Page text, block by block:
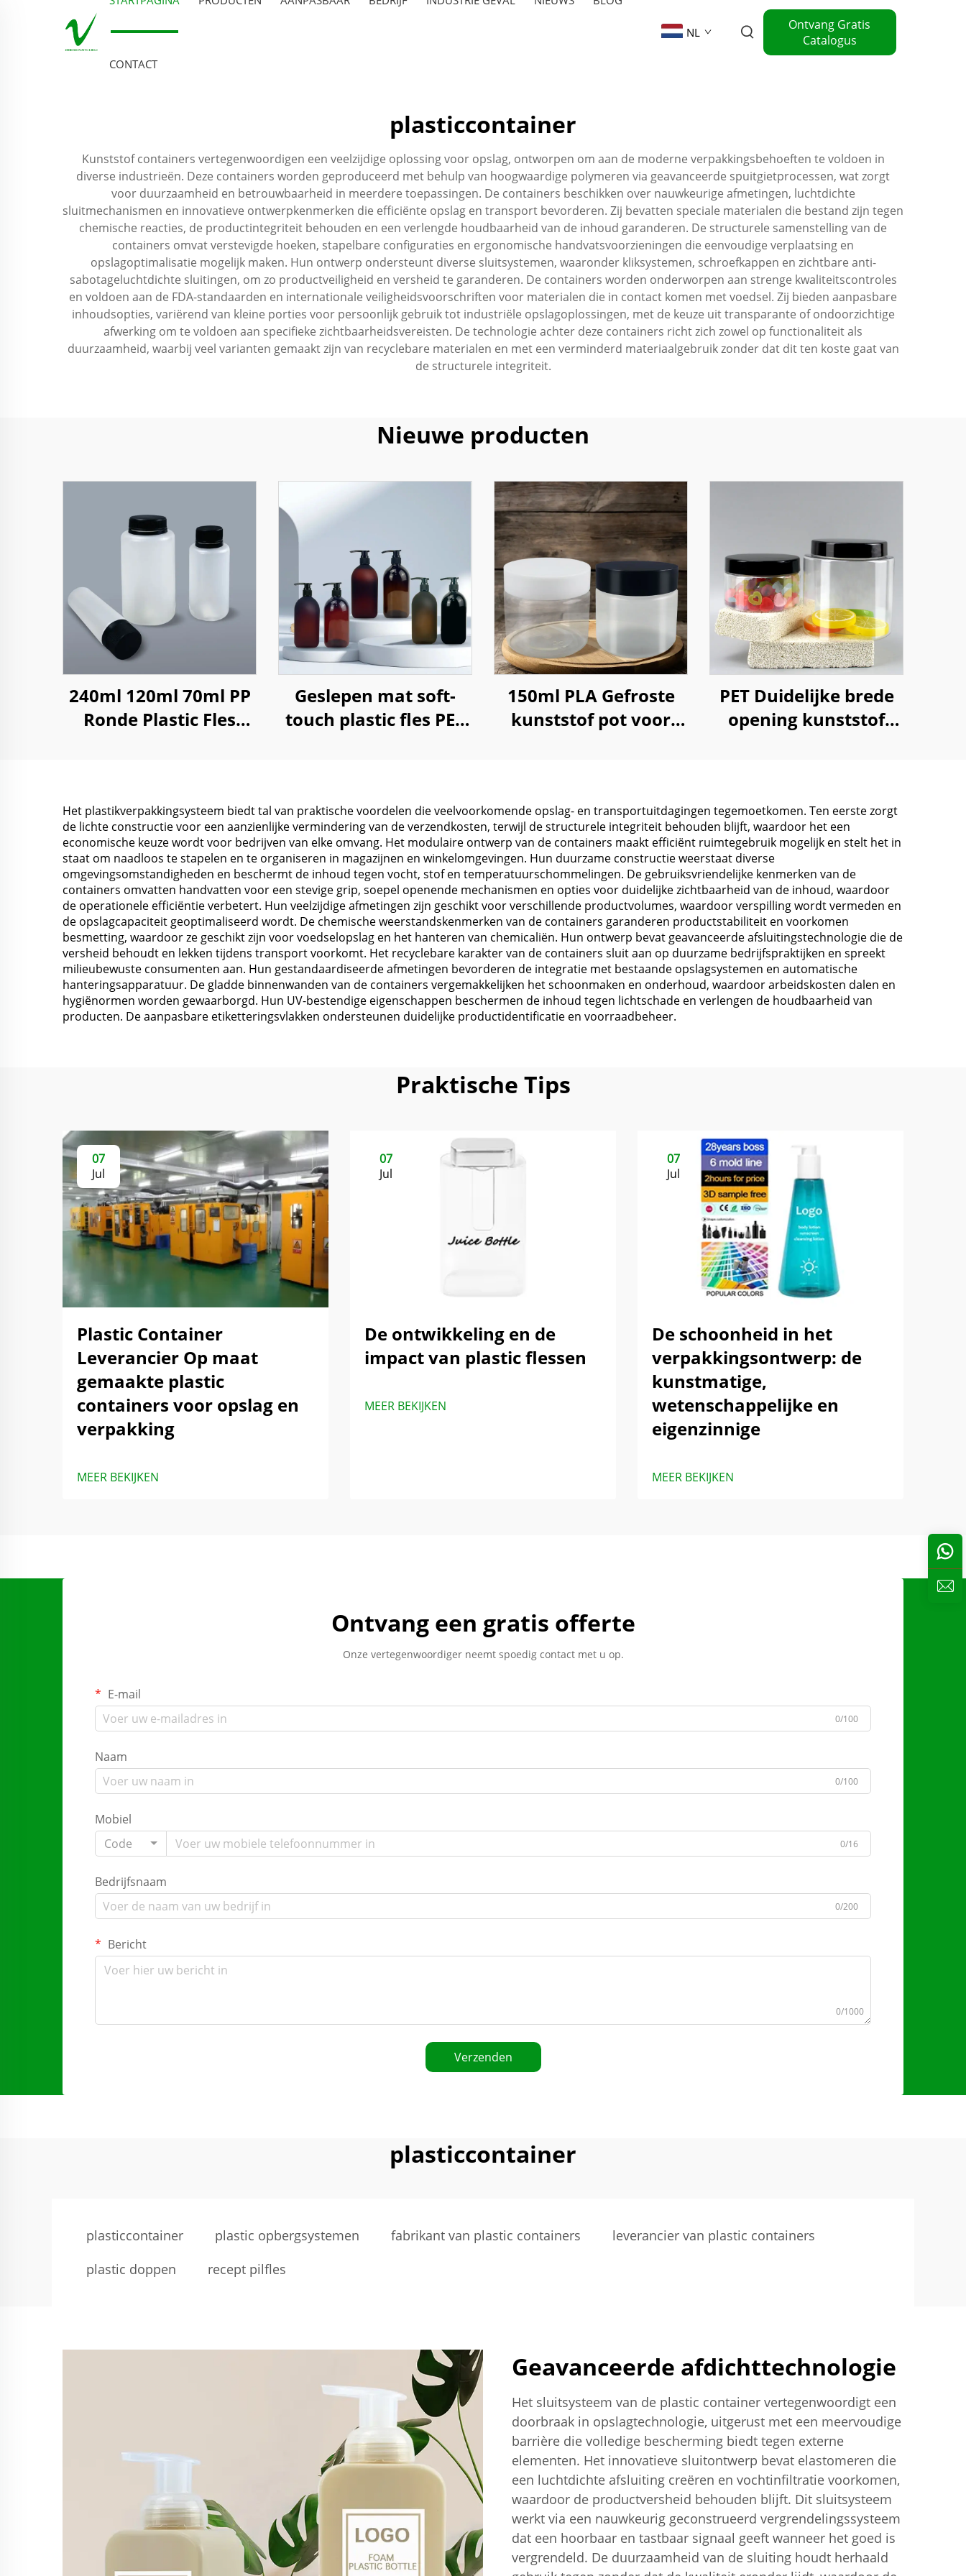
CONTACT
NL
Ontvang Gratis
Catalogus
plasticcontainer
Kunststof containers vertegenwoordigen een veelzijdige oplossing voor opslag, ontworpen om aan de moderne verpakkingsbehoeften te voldoen in
diverse industrieën. Deze containers worden geproduceerd met behulp van hoogwaardige polymeren via geavanceerde spuitgietprocessen, wat zorgt
voor duurzaamheid en betrouwbaarheid in meerdere toepassingen. De containers beschikken over nauwkeurige afmetingen, luchtdichte
sluitmechanismen en innovatieve ontwerpkenmerken die efficiënte opslag en transport bevorderen. Zij bevatten speciale materialen die bestand zijn tegen
chemische reacties, de productintegriteit behouden en een verlengde houdbaarheid van de inhoud garanderen. De structurele samenstelling van de
containers omvat verstevigde hoeken, stapelbare configuraties en ergonomische handvatsvoorzieningen die eenvoudige verplaatsing en
opslagoptimalisatie mogelijk maken. Hun ontwerp ondersteunt diverse sluitsystemen, waaronder kliksystemen, schroefkappen en zichtbare anti-
sabotageluchtdichte sluitingen, om zo productveiligheid en versheid te garanderen. De containers worden onderworpen aan strenge kwaliteitscontroles
en voldoen aan de FDA-standaarden en internationale veiligheidsvoorschriften voor materialen die in contact komen met voedsel. Zij bieden aanpasbare
inhoudsopties, variërend van kleine porties voor persoonlijk gebruik tot industriële opslagoplossingen, met de keuze uit transparante of ondoorzichtige
afwerking om te voldoen aan specifieke zichtbaarheidsvereisten. De technologie achter deze containers richt zich zowel op functionaliteit als
duurzaamheid, waarbij veel varianten gemaakt zijn van recyclebare materialen en met een verminderd materiaalgebruik zonder dat dit ten koste gaat van
de structurele integriteit.
Nieuwe producten
240ml 120ml 70ml PP
Ronde Plastic Fles
Geslepen mat soft-
touch plastic fles PET
150ml PLA Gefroste
kunststof pot voor
PET Duidelijke brede
opening kunststof
Het plastikverpakkingsysteem biedt tal van praktische voordelen die veelvoorkomende opslag- en transportuitdagingen tegemoetkomen. Ten eerste zorgt
de lichte constructie voor een aanzienlijke vermindering van de verzendkosten, terwijl de structurele integriteit behouden blijft, waardoor het een
economische keuze wordt voor bedrijven van elke omvang. Het modulaire ontwerp van de containers maakt efficiënt ruimtegebruik mogelijk en stelt het in
staat om naadloos te stapelen en te organiseren in magazijnen en winkelomgevingen. Hun duurzame constructie weerstaat diverse
omgevingsomstandigheden en beschermt de inhoud tegen vocht, stof en temperatuurschommelingen. De gebruiksvriendelijke kenmerken van de
containers omvatten handvatten voor een stevige grip, soepel openende mechanismen en opties voor duidelijke zichtbaarheid van de inhoud, waardoor
de operationele efficiëntie verbetert. Hun veelzijdige afmetingen zijn geschikt voor verschillende productvolumes, waardoor verspilling wordt vermeden en
de opslagcapaciteit geoptimaliseerd wordt. De chemische weerstandskenmerken van de containers garanderen productstabiliteit en voorkomen
besmetting, waardoor ze geschikt zijn voor voedselopslag en het hanteren van chemicaliën. Hun ontwerp bevat geavanceerde afsluitingstechnologie die de
versheid behoudt en lekken tijdens transport voorkomt. Het recyclebare karakter van de containers sluit aan op duurzame bedrijfspraktijken en spreekt
milieubewuste consumenten aan. Hun gestandaardiseerde afmetingen bevorderen de integratie met bestaande opslagsystemen en automatische
hanteringsapparatuur. De gladde binnenwanden van de containers vergemakkelijken het schoonmaken en onderhoud, waardoor arbeidskosten dalen en
hygiënormen worden gewaarborgd. Hun UV-bestendige eigenschappen beschermen de inhoud tegen lichtschade en verlengen de houdbaarheid van
producten. De aanpasbare etiketteringsvlakken ondersteunen duidelijke productidentificatie en voorraadbeheer.
Praktische Tips
07
Jul
Plastic Container
Leverancier Op maat
gemaakte plastic
containers voor opslag en
verpakking
MEER BEKIJKEN
07
Jul
De ontwikkeling en de
impact van plastic flessen
MEER BEKIJKEN
07
Jul
De schoonheid in het
verpakkingsontwerp: de
kunstmatige,
wetenschappelijke en
eigenzinnige
MEER BEKIJKEN
Ontvang een gratis offerte
Onze vertegenwoordiger neemt spoedig contact met u op.
E-mail
0/100
Naam
0/100
Mobiel
Code
0/16
Bedrijfsnaam
0/200
Bericht
0/1000
Verzenden
plasticcontainer
plasticcontainer plastic opbergsystemen fabrikant van plastic containers
leverancier van plastic containers
plastic doppen
recept pilfles
Geavanceerde afdichttechnologie
Het sluitsysteem van de plastic container vertegenwoordigt een
doorbraak in opslagtechnologie, uitgerust met een meervoudige
barrière die volledige bescherming biedt tegen externe
elementen. Het innovatieve sluitontwerp bevat elastomeren die
een luchtdichte afsluiting creëren en vochtinfiltratie voorkomen,
waardoor de productversheid behouden blijft. Dit sluitsysteem
werkt via een nauwkeurig geconstrueerd vergrendelingssysteem
dat een hoorbaar en tastbaar signaal geeft wanneer het goed is
vergrendeld. De duurzaamheid van de sluiting houdt herhaald